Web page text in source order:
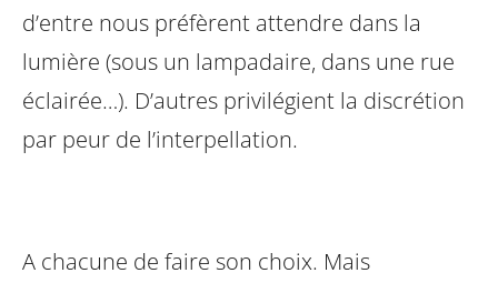
d’entre nous préfèrent attendre dans la
lumière (sous un lampadaire, dans une rue
éclairée…). D’autres privilégient la discrétion
par peur de l’interpellation.
A chacune de faire son choix. Mais